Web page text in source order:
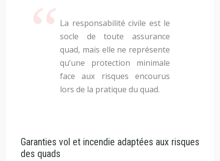
La responsabilité civile est le
socle de toute assurance
quad, mais elle ne représente
qu’une protection minimale
face aux risques encourus
lors de la pratique du quad.
Garanties vol et incendie adaptées aux risques
des quads